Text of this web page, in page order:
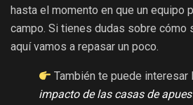
hasta el momento en que un equipo
campo. Si tienes dudas sobre cómo
aquí vamos a repasar un poco.
También te puede interesar
impacto de las casas de